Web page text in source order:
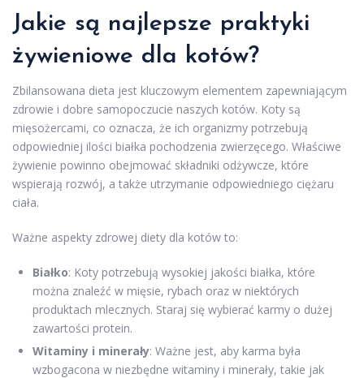
Jakie są najlepsze praktyki
żywieniowe dla kotów?
Zbilansowana dieta jest kluczowym elementem zapewniającym
zdrowie i dobre samopoczucie naszych kotów. Koty są
mięsożercami, co oznacza, że ich organizmy potrzebują
odpowiedniej ilości białka pochodzenia zwierzęcego. Właściwe
żywienie powinno obejmować składniki odżywcze, które
wspierają rozwój, a także utrzymanie odpowiedniego ciężaru
ciała.
Ważne aspekty zdrowej diety dla kotów to:
Białko: Koty potrzebują wysokiej jakości białka, które
można znaleźć w mięsie, rybach oraz w niektórych
produktach mlecznych. Staraj się wybierać karmy o dużej
zawartości protein.
Witaminy i minerały: Ważne jest, aby karma była
wzbogacona w niezbędne witaminy i minerały, takie jak